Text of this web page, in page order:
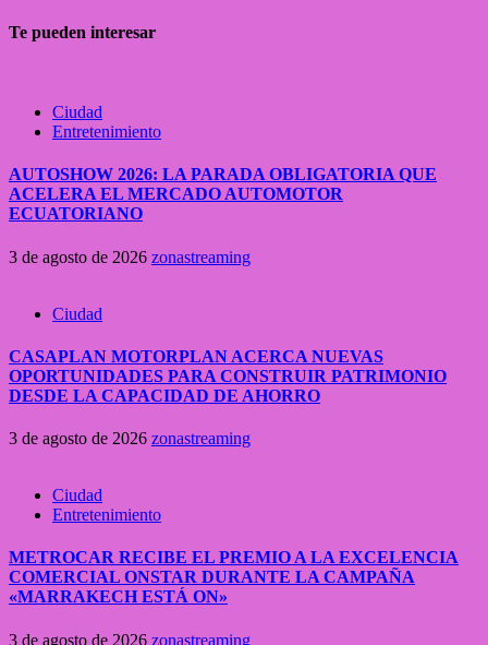
Te pueden interesar
Ciudad
Entretenimiento
AUTOSHOW 2026: LA PARADA OBLIGATORIA QUE
ACELERA EL MERCADO AUTOMOTOR
ECUATORIANO
3 de agosto de 2026 zonastreaming
Ciudad
CASAPLAN MOTORPLAN ACERCA NUEVAS
OPORTUNIDADES PARA CONSTRUIR PATRIMONIO
DESDE LA CAPACIDAD DE AHORRO
3 de agosto de 2026 zonastreaming
Ciudad
Entretenimiento
METROCAR RECIBE EL PREMIO A LA EXCELENCIA
COMERCIAL ONSTAR DURANTE LA CAMPAÑA
«MARRAKECH ESTÁ ON»
3 de agosto de 2026 zonastreaming